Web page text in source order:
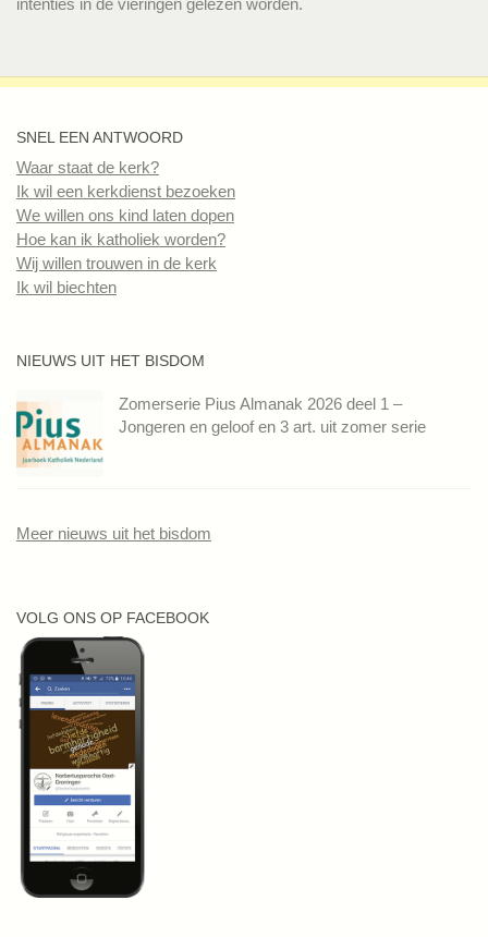
intenties in de vieringen gelezen worden.
SNEL EEN ANTWOORD
Waar staat de kerk?
Ik wil een kerkdienst bezoeken
We willen ons kind laten dopen
Hoe kan ik katholiek worden?
Wij willen trouwen in de kerk
Ik wil biechten
NIEUWS UIT HET BISDOM
Zomerserie Pius Almanak 2026 deel 1 –
Jongeren en geloof en 3 art. uit zomer serie
Meer nieuws uit het bisdom
VOLG ONS OP FACEBOOK